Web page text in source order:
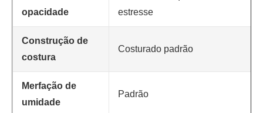
opacidade
estresse
Construção de
costura
Costurado padrão
Merfação de
umidade
Padrão